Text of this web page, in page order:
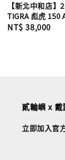
【新北中和店】
TIGRA 彪虎 150
Regular
NT$ 38,000
貳輪嶼 x
立即加入官